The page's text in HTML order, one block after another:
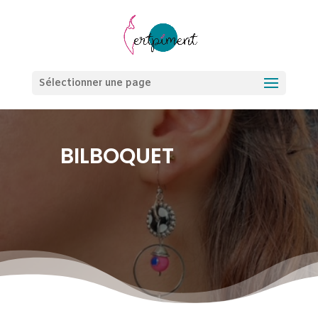
Sélectionner une page
BILBOQUET